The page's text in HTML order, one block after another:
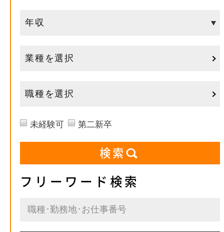
業種を選択
職種を選択
未経験可 第二新卒
フリーワード検索